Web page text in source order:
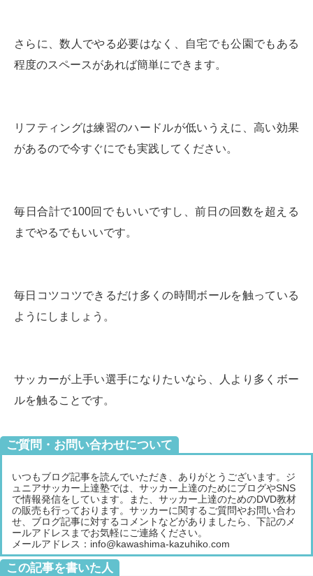
さらに、数人でやる必要はなく、自宅でも公園でもある
程度のスペースがあれば簡単にできます。
リフティングは練習のハードルが低いうえに、高い効果
があるので今すぐにでも実践してください。
毎日合計で100回でもいいですし、前日の回数を超える
までやるでもいいです。
毎日コツコツできるだけ多くの時間ボールを触っている
ようにしましょう。
サッカーが上手い選手になりたいなら、人より多くボー
ルを触ることです。
ご質問・お問い合わせについて
いつもブログ記事を読んでいただき、ありがとうございます。ジ
ュニアサッカー上達塾では、サッカー上達のためにブログやSNS
で情報発信をしています。また、サッカー上達のためのDVD教材
の販売も行っております。サッカーに関するご質問やお問い合わ
せ、ブログ記事に対するコメントなどがありましたら、下記のメ
ールアドレスまでお気軽にご連絡ください。
メールアドレス：info@kawashima-kazuhiko.com
この記事を書いた人